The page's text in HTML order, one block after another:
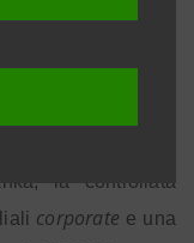
Sanpaolo che gli
la controllata
corporate e una